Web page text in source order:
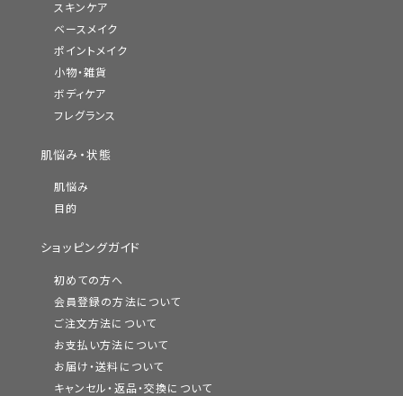
スキンケア
ベースメイク
ポイントメイク
小物・雑貨
ボディケア
フレグランス
肌悩み・状態
肌悩み
目的
ショッピングガイド
初めての方へ
会員登録の方法について
ご注文方法について
お支払い方法について
お届け・送料について
キャンセル・返品・交換について